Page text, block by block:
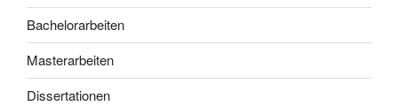
Bachelorarbeiten
Masterarbeiten
Dissertationen